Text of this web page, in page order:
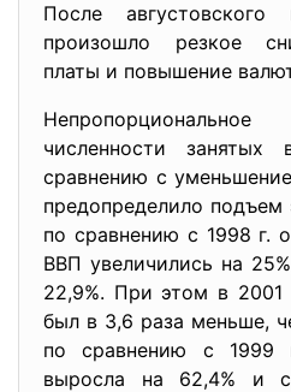
После
произошло резкое
платы и повышение
численности занятых
сравнению с
предопределило
по сравнению с 1998 г.
ВВП увеличились на
22,9%. При этом в 2001
был в 3,6 раза меньше,
по сравнению с 1999
выросла на 62,4% и